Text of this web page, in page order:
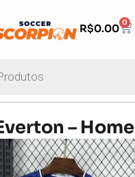
R$0.00 0
– Home